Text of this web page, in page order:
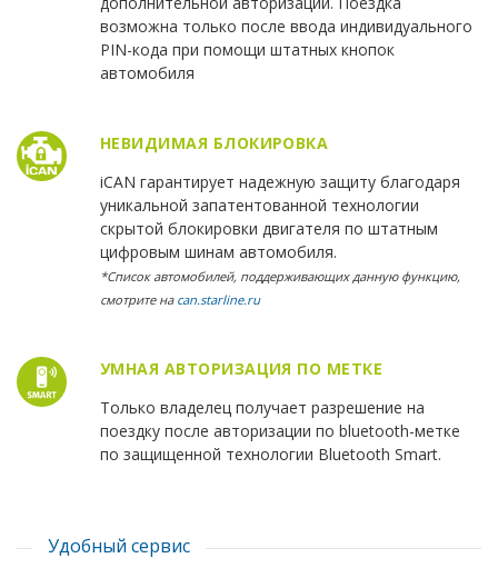
возможна только после ввода индивидуального
PIN-кода при помощи штатных кнопок
автомобиля
НЕВИДИМАЯ БЛОКИРОВКА
iCAN гарантирует надежную защиту благодаря
уникальной запатентованной технологии
скрытой блокировки двигателя по штатным
цифровым шинам автомобиля.
*Список автомобилей, поддерживающих данную функцию,
смотрите на can.starline.ru
УМНАЯ АВТОРИЗАЦИЯ ПО МЕТКЕ
Только владелец получает разрешение на
поездку после авторизации по bluetooth-метке
по защищенной технологии Bluetooth Smart.
Удобный сервис